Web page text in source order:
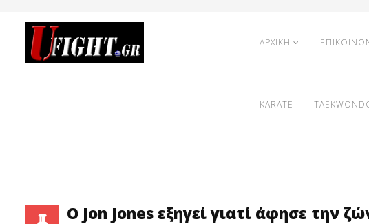
ΑΡΧΙΚΗ
KARATE
Ο Jon Jones εξηγεί γιατί άφησε την